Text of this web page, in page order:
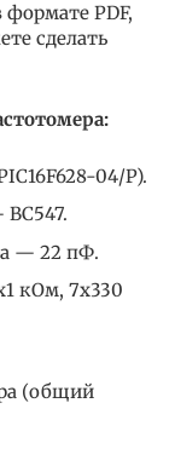
PDF,
сделать
04/P).
— 22 пФ.
кОм, 7х330
(общий